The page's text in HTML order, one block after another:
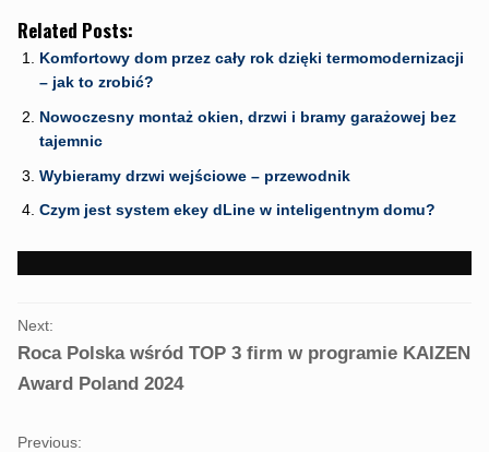
s
i
n
n
e
w
n
o
w
i
n
n
w
i
w
)
n
n
w
o
w
Related Posts:
Komfortowy dom przez cały rok dzięki termomodernizacji
– jak to zrobić?
Nowoczesny montaż okien, drzwi i bramy garażowej bez
tajemnic
Wybieramy drzwi wejściowe – przewodnik
Czym jest system ekey dLine w inteligentnym domu?
PORTFOLIO
NAVIGATION
Previous:
Next:
Roca Polska wśród TOP 3 firm w programie KAIZEN
Award Poland 2024